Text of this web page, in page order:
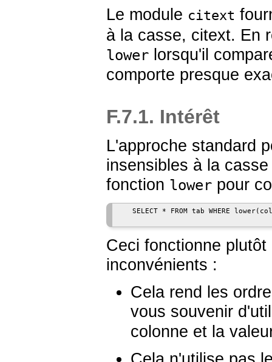
Le module citext
à la casse, citext. En
lower lorsqu'il
comporte presque
F.7.1. Intérêt
L'approche standard
insensibles à la
fonction lower pour
SELECT * FROM tab WHERE
Ceci fonctionne
inconvénients :
Cela rend les
vous souvenir
colonne et la